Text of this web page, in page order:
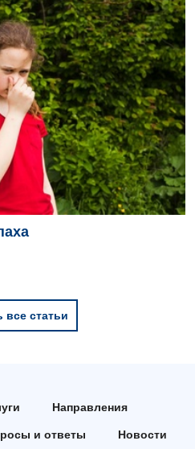
все статьи
Направления
и ответы Новости